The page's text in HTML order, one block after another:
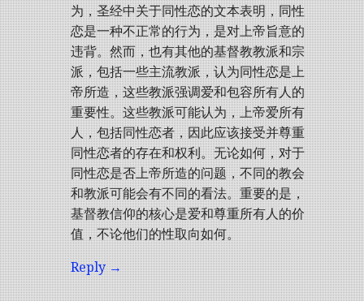
为，圣经中关于同性恋的文本表明，同性
恋是一种不正常的行为，是对上帝旨意的
违背。然而，也有其他的基督教教派和宗
派，包括一些主流教派，认为同性恋是上
帝所造，这些教派强调爱和包容所有人的
重要性。这些教派可能认为，上帝爱所有
人，包括同性恋者，因此应该接受并尊重
同性恋者的存在和权利。无论如何，对于
同性恋是否上帝所造的问题，不同的教会
和教派可能会有不同的看法。重要的是，
基督教信仰的核心是爱和尊重所有人的价
值，不论他们的性取向如何。
Reply